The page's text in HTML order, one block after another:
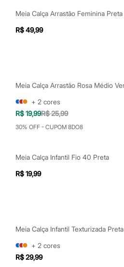
Mindset
Sawary
Yessica
Shorts e Bermudas
Moda íntima
Calcinhas
Meias
Moda praia
Maiôs
Casacos e Jaquetas
Jeans
Moda esportiva
Shorts e Saias
Vestidos
Meia Calça Arrastão Feminina Preta
R$ 49,99
+ 2 cores
R$ 19,99R$ 25,99
30% OFF - CUPOM 8DO8
Meia Calça Infantil Fio 40 Preta
R$ 19,99
Meia Calça Infantil Texturizada Preta
+ 2 cores
R$ 29,99